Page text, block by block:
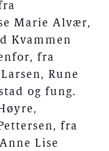
Marie Alvær,
Kvammen
fra
Rune
og fung.
fra
Lise